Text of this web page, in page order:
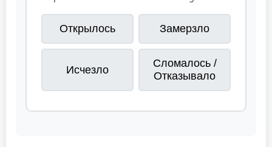
Открылось Замерзло
Исчезло
Сломалось /
Отказывало